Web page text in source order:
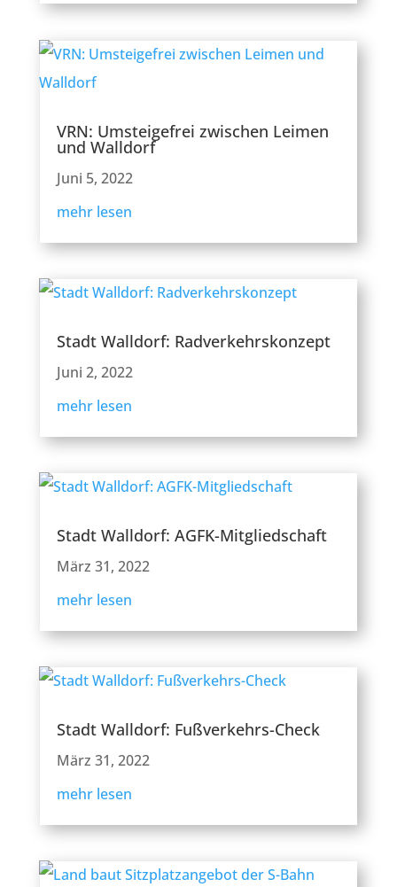
VRN: Umsteigefrei zwischen Leimen
und Walldorf
Juni 5, 2022
mehr lesen
Stadt Walldorf: Radverkehrskonzept
Juni 2, 2022
mehr lesen
Stadt Walldorf: AGFK-Mitgliedschaft
März 31, 2022
mehr lesen
Stadt Walldorf: Fußverkehrs-Check
März 31, 2022
mehr lesen